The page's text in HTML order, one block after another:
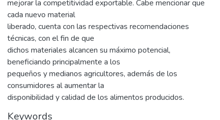
mejorar la competitividad exportable. Cabe mencionar que
cada nuevo material
liberado, cuenta con las respectivas recomendaciones
técnicas, con el fin de que
dichos materiales alcancen su máximo potencial,
beneficiando principalmente a los
pequeños y medianos agricultores, además de los
consumidores al aumentar la
disponibilidad y calidad de los alimentos producidos.
Keywords